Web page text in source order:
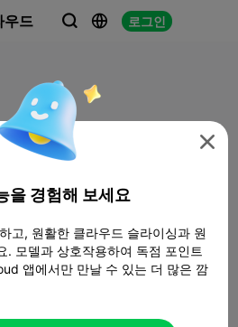
우드   로그인

을 경험해 보세요
고, 원활한 클라우드 슬라이싱과 원
. 모델과 상호작용하여 독점 포인트
앱에서만 만날 수 있는 더 많은 깜